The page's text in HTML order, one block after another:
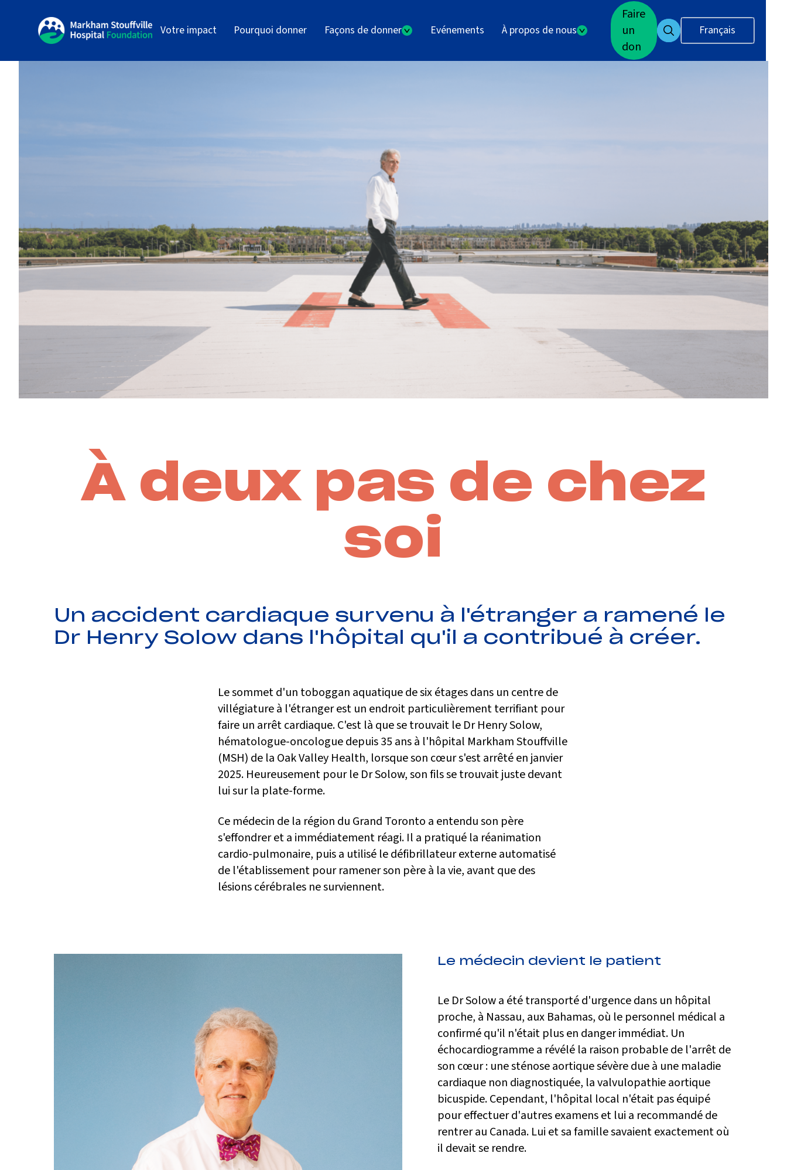
Votre impact Pourquoi donner Façons de donner Evénements À propos de nous
Faire
un
don
Français
À deux pas de chez
soi
Un accident cardiaque survenu à l'étranger a ramené le
Dr Henry Solow dans l'hôpital qu'il a contribué à créer.
Le sommet d'un toboggan aquatique de six étages dans un centre de
villégiature à l'étranger est un endroit particulièrement terrifiant pour
faire un arrêt cardiaque. C'est là que se trouvait le Dr Henry Solow,
hématologue-oncologue depuis 35 ans à l'hôpital Markham Stouffville
(MSH) de la Oak Valley Health, lorsque son cœur s'est arrêté en janvier
2025. Heureusement pour le Dr Solow, son fils se trouvait juste devant
lui sur la plate-forme.
Ce médecin de la région du Grand Toronto a entendu son père
s'effondrer et a immédiatement réagi. Il a pratiqué la réanimation
cardio-pulmonaire, puis a utilisé le défibrillateur externe automatisé
de l'établissement pour ramener son père à la vie, avant que des
lésions cérébrales ne surviennent.
Le médecin devient le patient
Le Dr Solow a été transporté d'urgence dans un hôpital
proche, à Nassau, aux Bahamas, où le personnel médical a
confirmé qu'il n'était plus en danger immédiat. Un
échocardiogramme a révélé la raison probable de l'arrêt de
son cœur : une sténose aortique sévère due à une maladie
cardiaque non diagnostiquée, la valvulopathie aortique
bicuspide. Cependant, l'hôpital local n'était pas équipé
pour effectuer d'autres examens et lui a recommandé de
rentrer au Canada. Lui et sa famille savaient exactement où
il devait se rendre.